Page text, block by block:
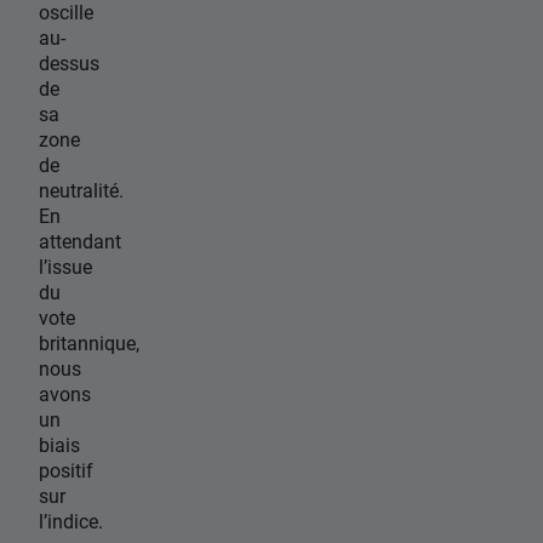
oscille
au-
dessus
de
sa
zone
de
neutralité.
En
attendant
l’issue
du
vote
britannique,
nous
avons
un
biais
positif
sur
l’indice.